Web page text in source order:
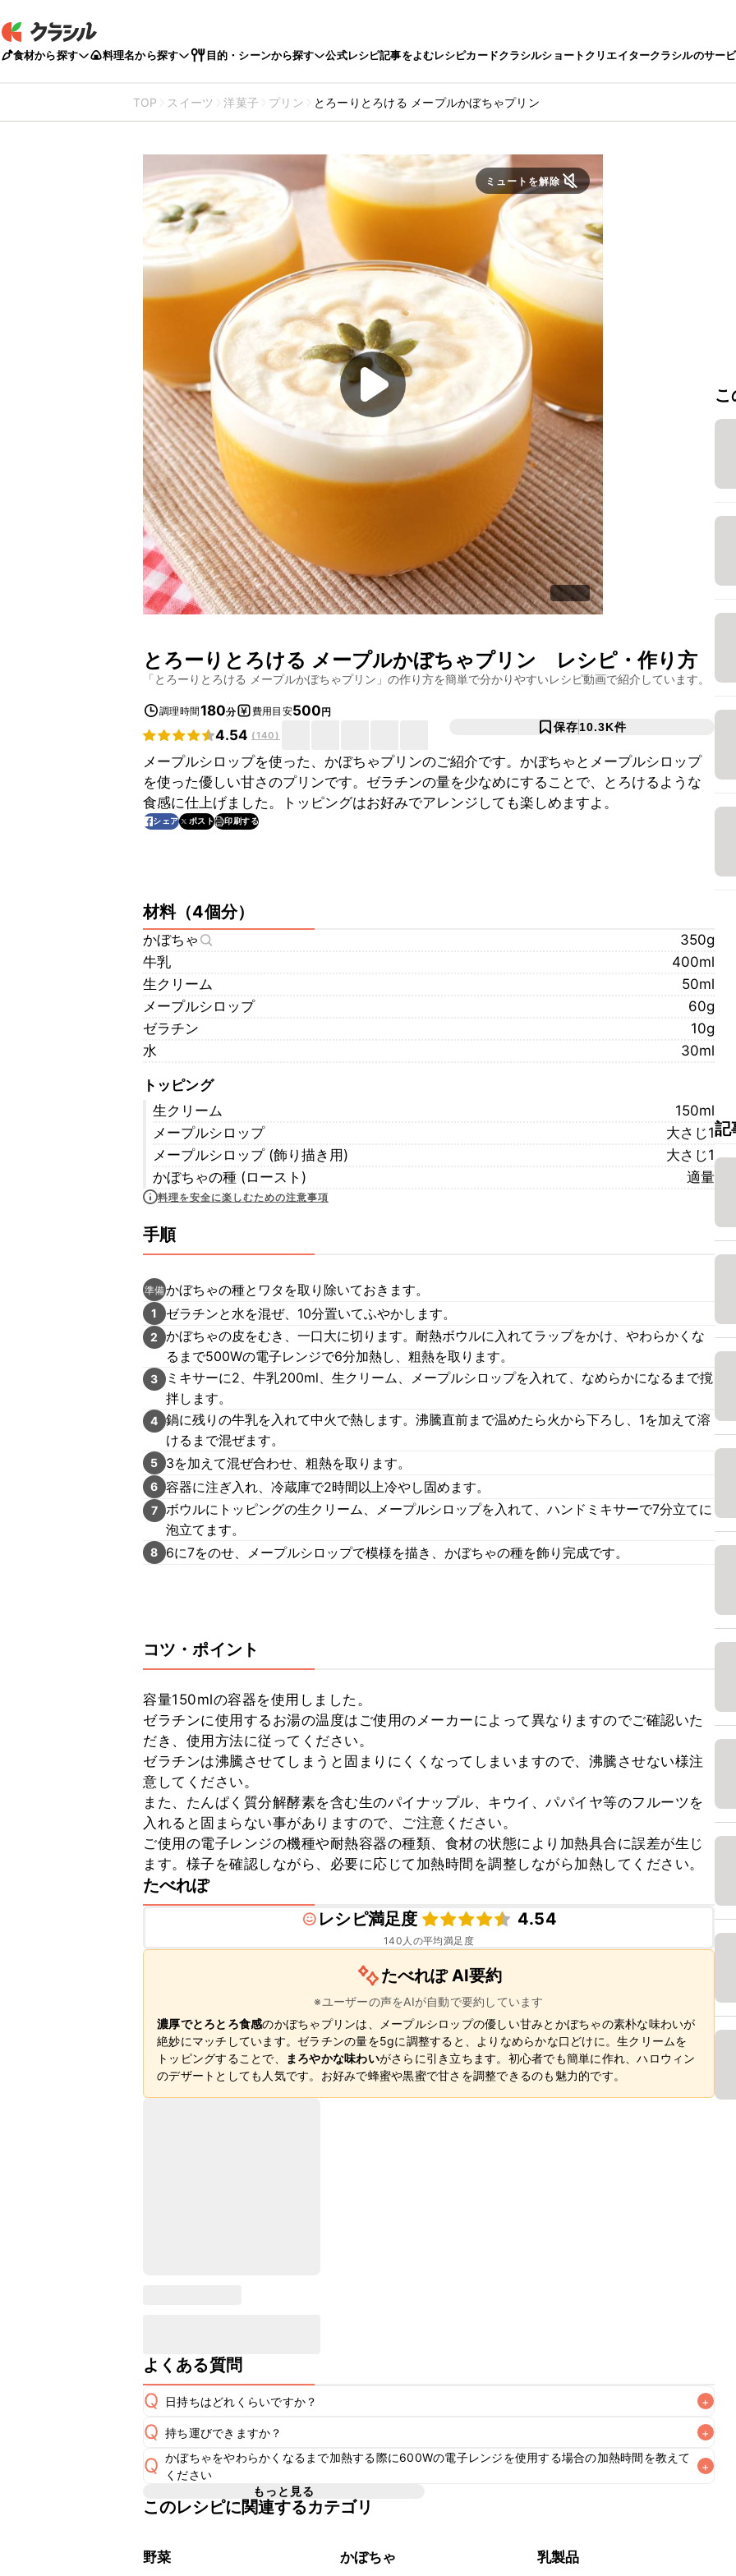
食材から探す 料理名から探す 目的・シーンから探す 公式レシピ記事をよむレシピカードクラシルショートクリエイタークラシルのサー
TOP スイーツ 洋菓子 プリン とろーりとろける メープルかぼちゃプリン
ミュートを解除
とろーりとろける メープルかぼちゃプリン レシピ・作り方
「とろーりとろける メープルかぼちゃプリン 」の作り方を簡単で分かりやすいレシピ動画で紹介しています。
調理時間180分 費用目安500円
4.54 (140)
保存10.3K件
メープルシロップを使った、かぼちゃプリンのご紹介です。かぼちゃとメープルシロップ
を使った優しい甘さのプリンです。ゼラチンの量を少なめにすることで、とろけるような
食感に仕上げました。トッピングはお好みでアレンジしても楽しめますよ。
シェア ポスト 印刷する
材料（4個分）
かぼちゃ
350g
牛乳
400ml
生クリーム
50ml
メープルシロップ
60g
ゼラチン
10g
水
30ml
トッピング
生クリーム
150ml
メープルシロップ
大さじ1
メープルシロップ (飾り描き用)
大さじ1
かぼちゃの種 (ロースト)
適量
料理を安全に楽しむための注意事項
手順
準備かぼちゃの種とワタを取り除いておきます。
1 ゼラチンと水を混ぜ、10分置いてふやかします。
2
かぼちゃの皮をむき、一口大に切ります。耐熱ボウルに入れてラップをかけ、やわらかくな
るまで500Wの電子レンジで6分加熱し、粗熱を取ります。
3
ミキサーに2、牛乳200ml、生クリーム、メープルシロップを入れて、なめらかになるまで撹
拌します。
4 鍋に残りの牛乳を入れて中火で熱します。沸騰直前まで温めたら火から下ろし、1を加えて溶
けるまで混ぜます。
5 3を加えて混ぜ合わせ、粗熱を取ります。
6 容器に注ぎ入れ、冷蔵庫で2時間以上冷やし固めます。
7 ボウルにトッピングの生クリーム、メープルシロップを入れて、ハンドミキサーで7分立てに
泡立てます。
8 6に7をのせ、メープルシロップで模様を描き、かぼちゃの種を飾り完成です。
コツ・ポイント
容量150mlの容器を使用しました。
ゼラチンに使用するお湯の温度はご使用のメーカーによって異なりますのでご確認いた
だき、使用方法に従ってください。
ゼラチンは沸騰させてしまうと固まりにくくなってしまいますので、沸騰させない様注
意してください。
また、たんぱく質分解酵素を含む生のパイナップル、キウイ、パパイヤ等のフルーツを
入れると固まらない事がありますので、ご注意ください。
ご使用の電子レンジの機種や耐熱容器の種類、食材の状態により加熱具合に誤差が生じ
ます。様子を確認しながら、必要に応じて加熱時間を調整しながら加熱してください。
たべれぽ
レシピ満足度
4.54
140 人の平均満足度
たべれぽ AI要約
※ユーザーの声をAIが自動で要約しています
濃厚でとろとろ食感のかぼちゃプリンは、メープルシロップの優しい甘みとかぼちゃの素朴な味わいが
絶妙にマッチしています。ゼラチンの量を5gに調整すると、よりなめらかな口どけに。生クリームを
トッピングすることで、
まろやかな味わいがさらに引き立ちます。初心者でも簡単に作れ、ハロウィン
のデザートとしても人気です。お好みで蜂蜜や黒蜜で甘さを調整できるのも魅力的です。
よくある質問
Q 日持ちはどれくらいですか？ +
A
保存期間は冷蔵で翌日中が目安です。なるべくお早めにお召し上がりください。
※日持ちは目安です。
Q 持ち運びできますか？ +
要冷蔵のスイーツのため長時間のお持ち運びには不向きですが、保冷剤を添えていただけば短時間
でのお持ち運びは可能です。お持ち運びの際は保冷剤を添え、お持ち運び後はすぐに冷蔵庫に入れ
Q かぼちゃをやわらかくなるまで加熱する際に600Wの電子レンジを使用する場合の加熱時間を教えて
ください
+
A 600Wの電子レンジの場合は5分が目安です。ご使用になる電子レンジの機種や耐熱容器の種類、食
もっと見る
このレシピに関連するカテゴリ
野菜 かぼちゃ 乳製品
記